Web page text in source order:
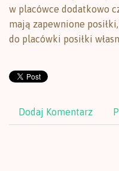
w placówce dodatkowo
mają zapewnione
do placówki posiłki
Dodaj Komentarz